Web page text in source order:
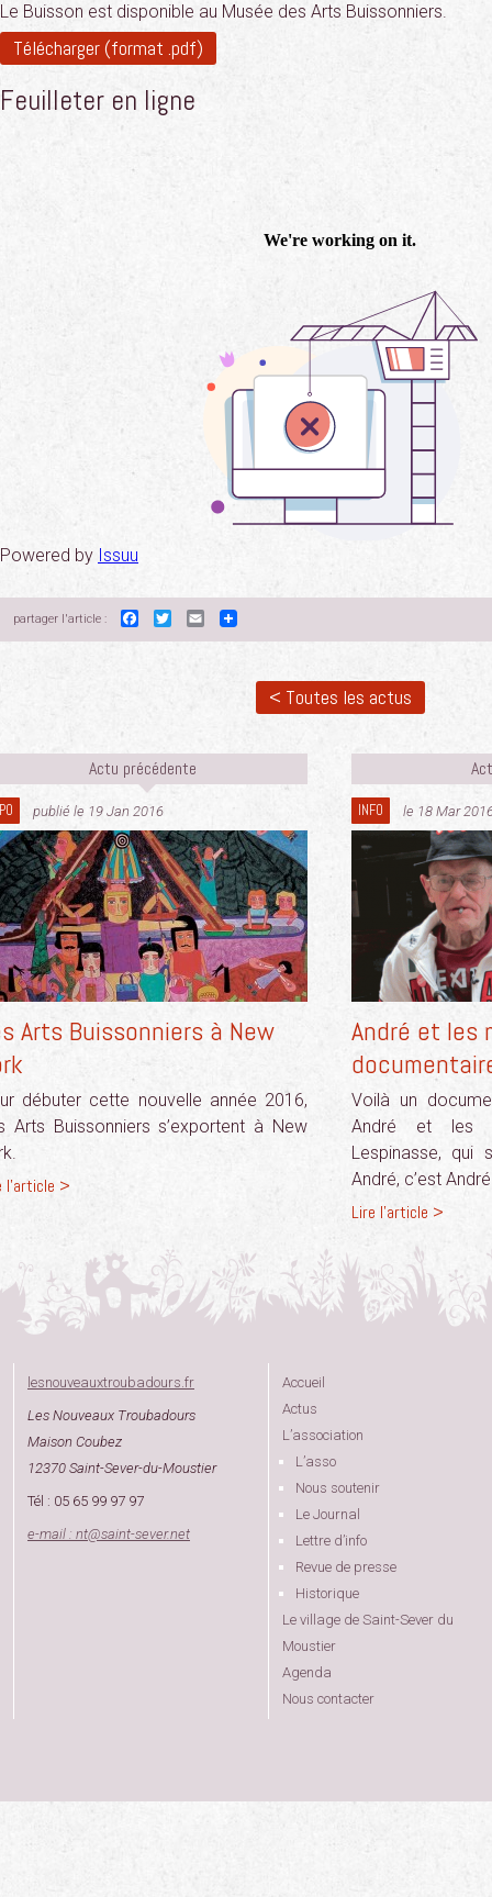
Le Buisson est disponible au Musée des Arts Buissonniers.
Télécharger (format .pdf)
Feuilleter en ligne
Powered by Issuu
partager l'article : Facebook
TwitterEmail
< Toutes les actus
Actu précédente
publié le 19 Jan 2016
Arts Buissonniers à New
débuter cette nouvelle année 2016,
Arts Buissonniers s’exportent à New
l'article >
INFO le 18 Mar
André et les
Voilà un
André et les
Lespinasse,
André, c’est
Lire l'article >
lesnouveauxtroubadours.fr
Les Nouveaux Troubadours
Maison Coubez
12370 Saint-Sever-du-Moustier
Tél : 05 65 99 97 97
e-mail : nt@saint-sever.net
Accueil
Actus
L’association
L’asso
Nous soutenir
Le Journal
Lettre d’info
Revue de presse
Historique
Le village de Saint-Sever du
Moustier
Agenda
Nous contacter